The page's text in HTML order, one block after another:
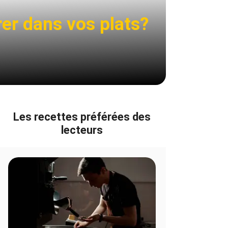
dans vos plats?
Les recettes préférées des
lecteurs